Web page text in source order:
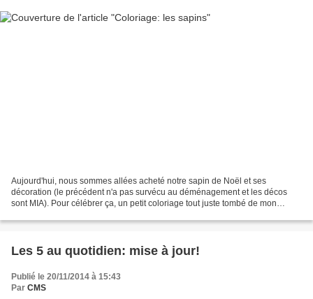
Aujourd'hui, nous sommes allées acheté notre sapin de Noël et ses
décoration (le précédent n'a pas survécu au déménagement et les décos
sont MIA). Pour célébrer ça, un petit coloriage tout juste tombé de mon
Les 5 au quotidien: mise à jour!
Publié le 20/11/2014 à 15:43
Par CMS